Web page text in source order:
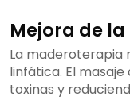
Mejora de
La maderoterapia
linfática. El
toxinas y